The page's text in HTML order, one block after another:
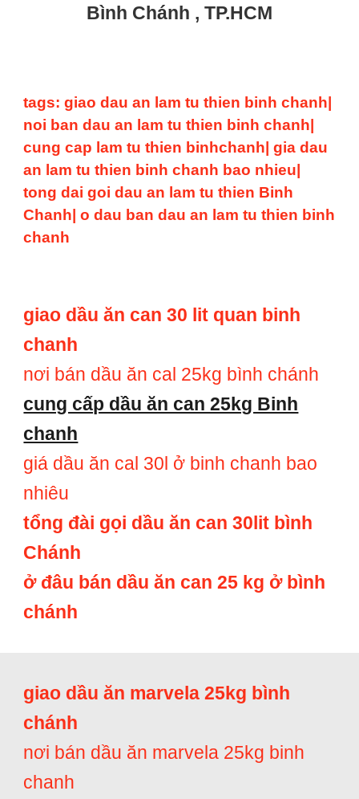
Bình Chánh , TP.HCM
tags: giao dau an lam tu thien binh chanh|
noi ban dau an lam tu thien binh chanh|
cung cap lam tu thien binhchanh| gia dau
an lam tu thien binh chanh bao nhieu|
tong dai goi dau an lam tu thien Binh
Chanh| o dau ban dau an lam tu thien binh
chanh
giao dầu ăn can 30 lit quan binh
chanh
nơi bán dầu ăn cal 25kg bình chánh
cung cấp dầu ăn can 25kg Binh
chanh
giá dầu ăn cal 30l ở binh chanh bao
nhiêu
tổng đài gọi dầu ăn can 30lit bình
Chánh
ở đâu bán dầu ăn can 25 kg ở bình
chánh
giao dầu ăn marvela 25kg bình
chánh
nơi bán dầu ăn marvela 25kg binh
chanh